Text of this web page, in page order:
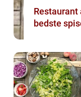
Restaurant aalborg
bedste